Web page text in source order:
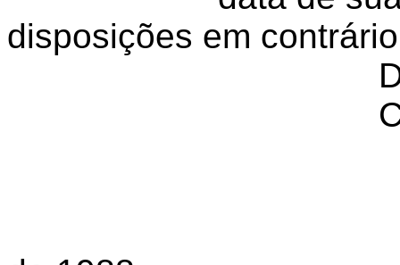
disposições em